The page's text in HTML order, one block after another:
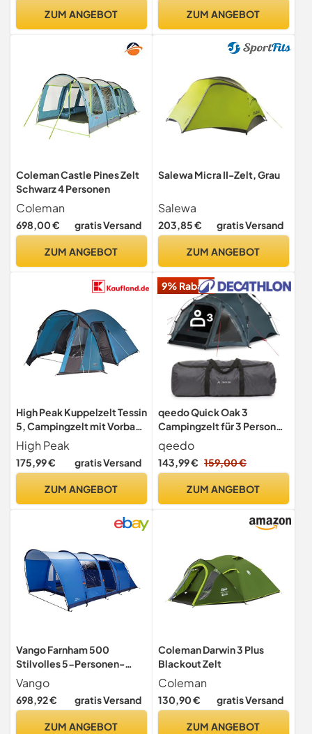
Familienzelt Festivalzelt für
ZUM ANGEBOT
Sonnendach | großes
ZUM ANGEBOT
Coleman Castle Pines Zelt
Schwarz 4 Personen
Coleman
698,00 € gratis Versand
ZUM ANGEBOT
Salewa Micra II-Zelt, Grau
Salewa
203,85 € gratis Versand
ZUM ANGEBOT
High Peak Kuppelzelt Tessin
5, Campingzelt mit Vorbau,
2 Eingänge, Familien-Zelt
für 5 Personen, extra hoher
Eingang, doppelwandig,
Ventilationssystem,
High Peak
175,99 € gratis Versand
ZUM ANGEBOT
9% Rabatt
qeedo Quick Oak 3
Campingzelt für 3 Personen
- Sekundenzelt mit
innovativem Quick-Up-
System - stabil &
Camping & Festival -
qeedo
143,99 € 159,00 €
ZUM ANGEBOT
Vango Farnham 500
Stilvolles 5-Personen-
Tunnelzelt mit TBS II für
Familiencamping bei jedem
Wetter, angebauter
Vango
698,92 € gratis Versand
ZUM ANGEBOT
Coleman Darwin 3 Plus
Blackout Zelt
Coleman
130,90 € gratis Versand
ZUM ANGEBOT